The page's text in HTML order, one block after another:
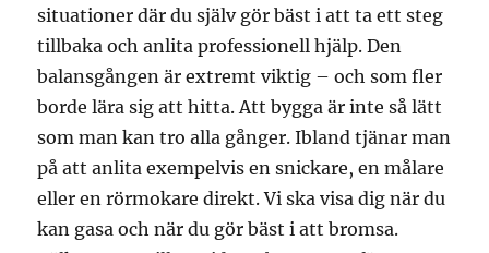
situationer där du själv gör bäst i att ta ett steg
tillbaka och anlita professionell hjälp. Den
balansgången är extremt viktig – och som fler
borde lära sig att hitta. Att bygga är inte så lätt
som man kan tro alla gånger. Ibland tjänar man
på att anlita exempelvis en snickare, en målare
eller en rörmokare direkt. Vi ska visa dig när du
kan gasa och när du gör bäst i att bromsa.